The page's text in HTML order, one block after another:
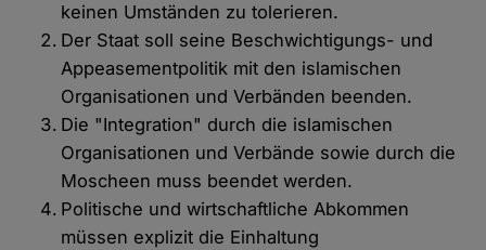
keinen Umständen zu tolerieren.
Der Staat soll seine Beschwichtigungs- und
Appeasementpolitik mit den islamischen
Organisationen und Verbänden beenden.
Die "Integration" durch die islamischen
Organisationen und Verbände sowie durch die
Moscheen muss beendet werden.
Politische und wirtschaftliche Abkommen
müssen explizit die Einhaltung